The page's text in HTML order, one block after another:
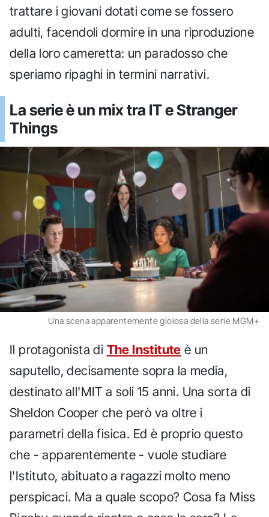
trattare i giovani dotati come se fossero
adulti, facendoli dormire in una riproduzione
della loro cameretta: un paradosso che
speriamo ripaghi in termini narrativi.
La serie è un mix tra IT e Stranger
Things
Una scena apparentemente gioiosa della serie MGM+
Il protagonista di The Institute è un
saputello, decisamente sopra la media,
destinato all'MIT a soli 15 anni. Una sorta di
Sheldon Cooper che però va oltre i
parametri della fisica. Ed è proprio questo
che - apparentemente - vuole studiare
l'Istituto, abituato a ragazzi molto meno
perspicaci. Ma a quale scopo? Cosa fa Miss